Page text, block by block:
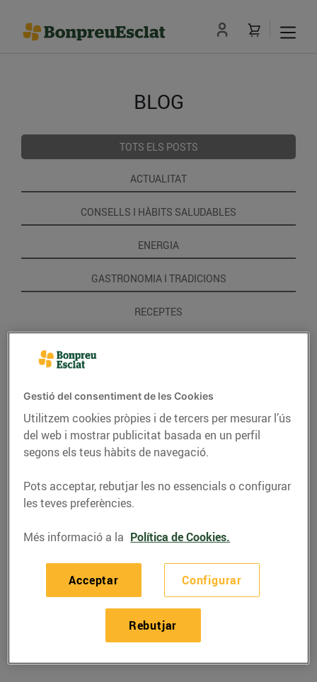
BLOG
TOTS ELS POSTS
ACTUALITAT
CONSELLS I HÀBITS SALUDABLES
ENERGIA
GASTRONOMIA I TRADICIONS
RECEPTES
Recepta de porros
confitats a l’aroma de
taronja, cecina i
avellanes
Gestió del consentiment de les Cookies
Utilitzem cookies pròpies i de tercers per mesurar l’ús
del web i mostrar publicitat basada en un perfil
segons els teus hàbits de navegació.
Pots acceptar, rebutjar les no essencials o configurar
les teves preferències.
Més informació a la Política de Cookies.
Configurar
Rebutjar
Acceptar